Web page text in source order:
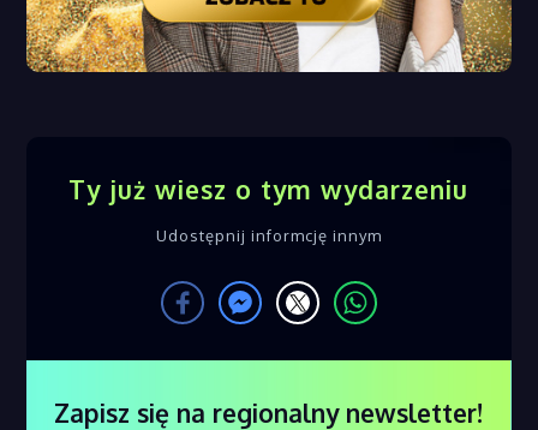
Ty już wiesz o tym wydarzeniu
Udostępnij informcję innym
Zapisz się na regionalny newsletter!